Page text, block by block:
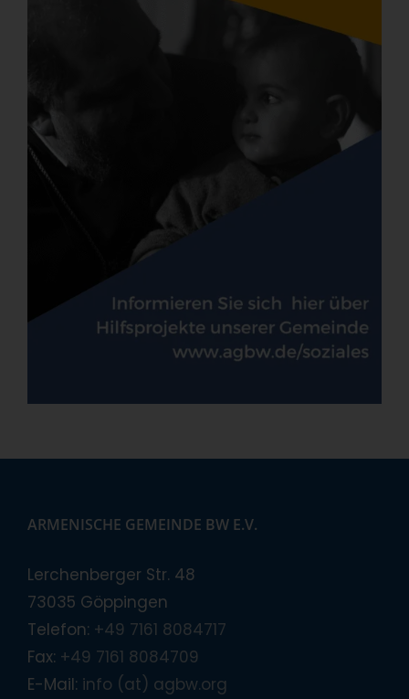
ARMENISCHE GEMEINDE BW E.V.
Lerchenberger Str. 48
73035 Göppingen
Telefon: +49 7161 8084717
Fax: +49 7161 8084709
E-Mail: info (at) agbw.org